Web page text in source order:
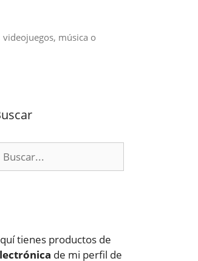
música o
tienes productos de
de mi perfil de